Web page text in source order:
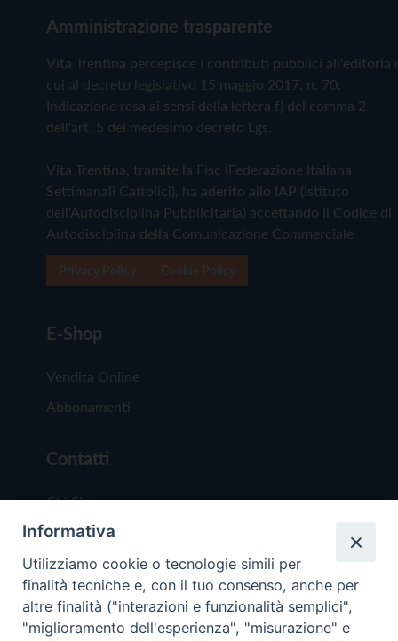
Amministrazione trasparente
Vita Trentina percepisce i contributi pubblici all'editoria
cui al decreto legislativo 15 maggio 2017, n. 70.
Indicazione resa ai sensi della lettera f) del comma 2
dell'art. 5 del medesimo decreto Lgs.
Vita Trentina, tramite la Fisc (Federazione Italiana
Settimanali Cattolici), ha aderito allo IAP (Istituto
dell'Autodisciplina Pubblicitaria) accettando il Codice di
Autodisciplina della Comunicazione Commerciale
E-Shop
Vendita Online
Abbonamenti
Contatti
Chi Siamo
Redazione
Scrivici
Informativa
Utilizziamo cookie o tecnologie simili per
finalità tecniche e, con il tuo consenso, anche per
altre finalità ("interazioni e funzionalità semplici",
"miglioramento dell'esperienza", "misurazione" e